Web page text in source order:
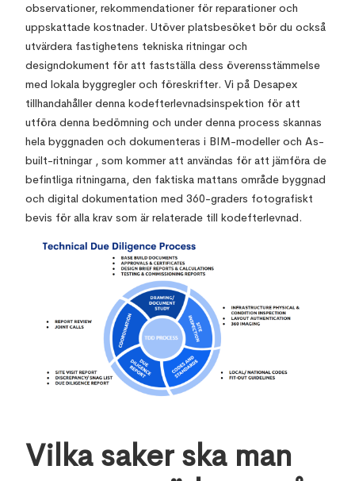
observationer, rekommendationer för reparationer och
uppskattade kostnader. Utöver platsbesöket bör du också
utvärdera fastighetens tekniska ritningar och
designdokument för att fastställa dess överensstämmelse
med lokala byggregler och föreskrifter. Vi på Desapex
tillhandahåller denna kodefterlevnadsinspektion för att
utföra denna bedömning och under denna process skannas
hela byggnaden och dokumenteras i BIM-modeller och As-
built-ritningar , som kommer att användas för att jämföra de
befintliga ritningarna, den faktiska mattans område byggnad
och digital dokumentation med 360-graders fotografiskt
bevis för alla krav som är relaterade till kodefterlevnad.
Vilka saker ska man